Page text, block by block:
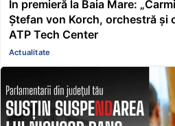
În premieră la Baia Mare:
Ștefan von Korch, orchestră și
ATP Tech Center
Actualitate